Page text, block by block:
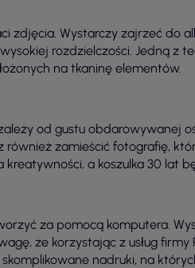
zdjęcia. Wystarczy zajrzeć do
rozdzielczości. Jedną z
na tkaninę elementów.
od gustu obdarowywanej
zamieścić fotografię,
a koszulka 30 lat
za pomocą komputera.
że korzystając z usług firmy
nadruki, na